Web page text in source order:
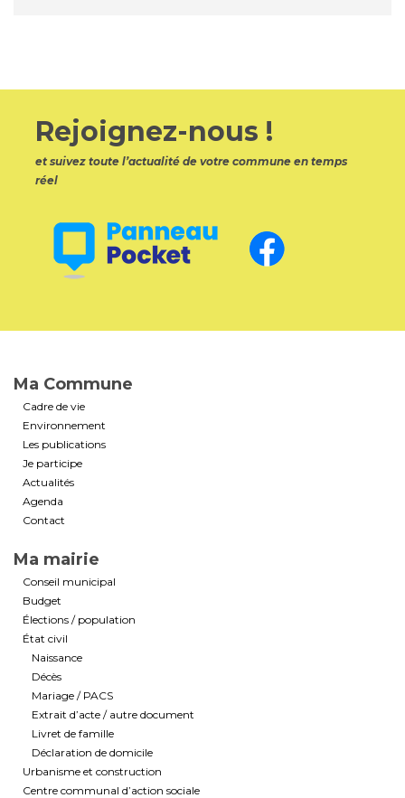
Rejoignez-nous !
et suivez toute l’actualité de votre commune en temps
réel
Ma Commune
Cadre de vie
Environnement
Les publications
Je participe
Actualités
Agenda
Contact
Ma mairie
Conseil municipal
Budget
Élections / population
État civil
Naissance
Décès
Mariage / PACS
Extrait d’acte / autre document
Livret de famille
Déclaration de domicile
Urbanisme et construction
Centre communal d’action sociale